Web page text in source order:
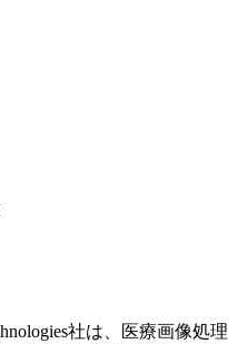
社は、医療画像処理